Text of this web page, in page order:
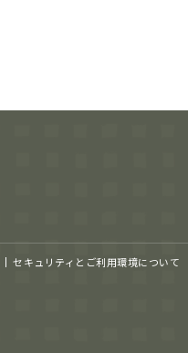
セキュリティとご利用環境について